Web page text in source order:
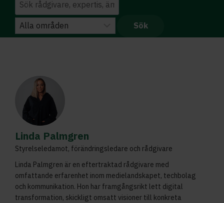
Linda Palmgren
Styrelseledamot, förändringsledare och rådgivare
Linda Palmgren är en eftertraktad rådgivare med
omfattande erfarenhet inom medielandskapet, techbolag
och kommunikation. Hon har framgångsrikt lett digital
transformation, skickligt omsatt visioner till konkreta